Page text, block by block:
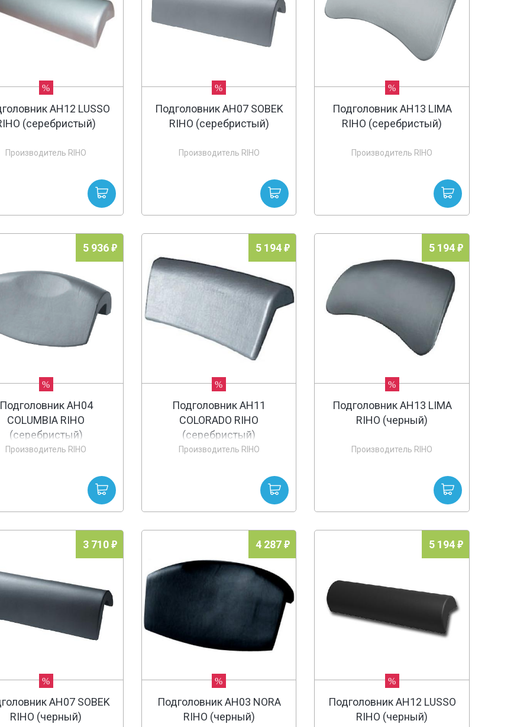
%
AH12 LUSSO
(серебристый)
Производитель RIHO
%
Подголовник AH07 SOBEK
RIHO (серебристый)
Производитель RIHO
%
Подголовник AH13 LIMA
RIHO (серебристый)
Производитель RIHO
5 936
%
AH04
COLUMBIA RIHO
(серебристый)
Производитель RIHO
5 194
%
Подголовник AH11
COLORADO RIHO
(серебристый)
Производитель RIHO
5 194
%
Подголовник AH13 LIMA
RIHO (черный)
Производитель RIHO
3 710
%
AH07 SOBEK
RIHO (черный)
4 287
%
Подголовник AH03 NORA
RIHO (черный)
5 194
%
Подголовник AH12 LUSSO
RIHO (черный)